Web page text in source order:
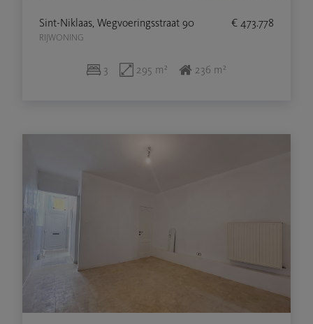
Sint-Niklaas, Wegvoeringsstraat 90
RIJWONING
€ 473.778
3 295 m² 236 m²